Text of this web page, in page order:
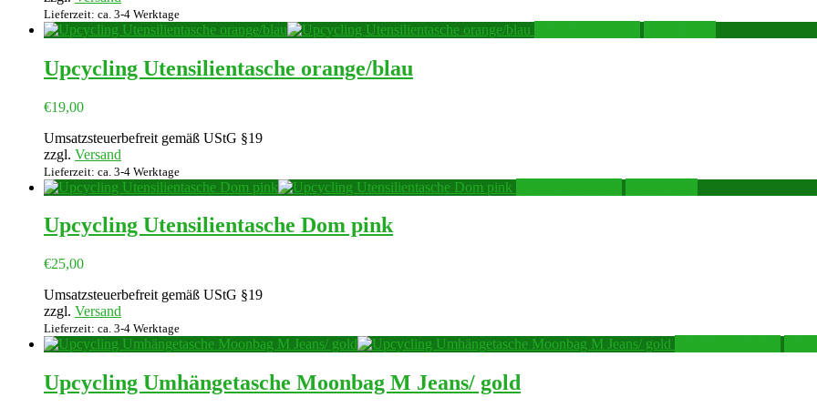
Lieferzeit: ca. 3-4 Werktage
Upcycling Utensilientasche orange/blau
€19,00
Umsatzsteuerbefreit gemäß UStG §19
zzgl. Versand
Lieferzeit: ca. 3-4 Werktage
Upcycling Utensilientasche Dom pink
€25,00
Umsatzsteuerbefreit gemäß UStG §19
zzgl. Versand
Lieferzeit: ca. 3-4 Werktage
Upcycling Umhängetasche Moonbag M Jeans/ gold